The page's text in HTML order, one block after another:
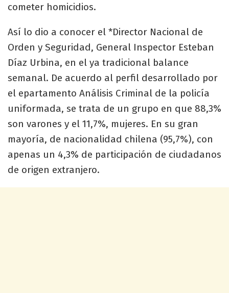
cometer homicidios.​​
Así lo dio a conocer el *Director Nacional de
Orden y Seguridad, General Inspector Esteban
Díaz Urbina, en el ya tradicional balance
semanal. De acuerdo al perfil desarrollado por
el epartamento Análisis Criminal de la policía
uniformada, se trata de un grupo en que 88,3%
son varones y el 11,7%, mujeres. En su gran
mayoría, de nacionalidad chilena (95,7%), con
apenas un 4,3% de participación de ciudadanos
de origen extranjero.​​